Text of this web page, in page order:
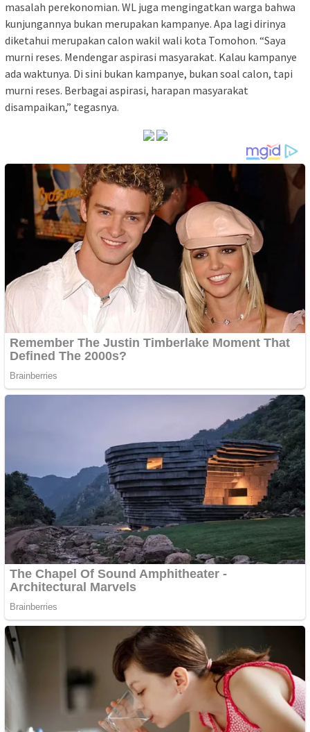
masalah perekonomian. WL juga mengingatkan warga bahwa
kunjungannya bukan merupakan kampanye. Apa lagi dirinya
diketahui merupakan calon wakil wali kota Tomohon. “Saya
murni reses. Mendengar aspirasi masyarakat. Kalau kampanye
ada waktunya. Di sini bukan kampanye, bukan soal calon, tapi
murni reses. Berbagai aspirasi, harapan masyarakat
disampaikan,” tegasnya.